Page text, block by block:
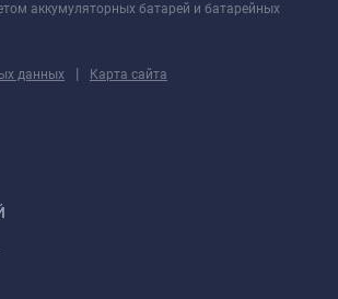
аккумуляторных батарей и батарейных
данных | Карта сайта